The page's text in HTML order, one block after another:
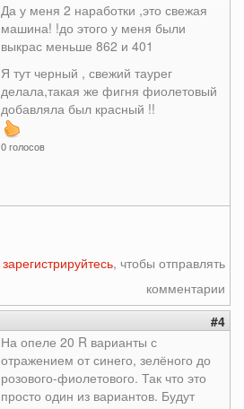
Да у меня 2 наработки ,это свежая
машина! !до этого у меня были
выкрас меньше 862 и 401
Я тут черный , свежий таурег
делала,такая же фигня фиолетовый
добавляла был красный !!
0 голосов
зарегистрируйтесь, чтобы отправлять
комментарии
#4
На опеле 20 R варианты с
отражением от синего, зелёного до
розового-фиолетового. Так что это
просто один из вариантов. Будут